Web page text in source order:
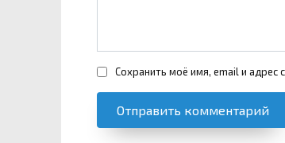
Сохранить моё имя, email и адрес